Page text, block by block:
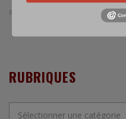
Read more
RUBRIQUES